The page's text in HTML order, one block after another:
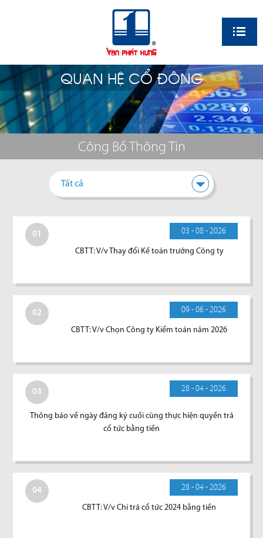
QUAN HỆ CỔ ĐÔNG
Công Bố Thông Tin
Tất cả
01 03 - 08 - 2026
CBTT: V/v Thay đổi Kế toán trưởng Công ty
02 09 - 06 - 2026
CBTT: V/v Chọn Công ty Kiểm toán năm 2026
03 28 - 04 - 2026
Thông báo về ngày đăng ký cuối cùng thực hiện quyền trả
cổ tức bằng tiền
04 28 - 04 - 2026
CBTT: V/v Chi trả cổ tức 2024 bằng tiền